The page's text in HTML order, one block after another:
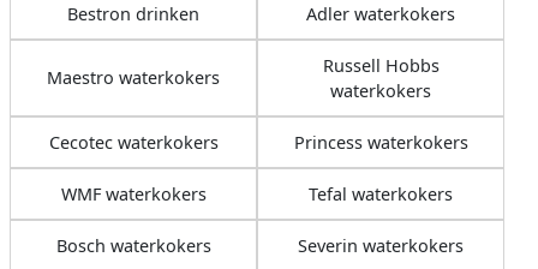
Bestron drinken Adler waterkokers
Maestro waterkokers
Russell Hobbs
waterkokers
Cecotec waterkokers Princess waterkokers
WMF waterkokers Tefal waterkokers
Bosch waterkokers Severin waterkokers